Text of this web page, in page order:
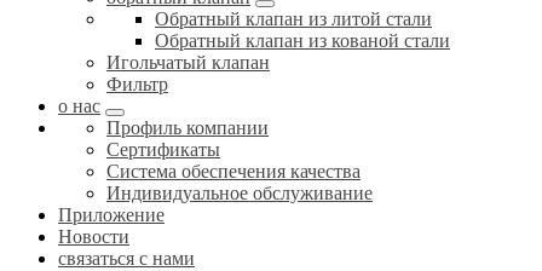
Обратный клапан из литой стали
Обратный клапан из кованой стали
Игольчатый клапан
Фильтр
о нас
Профиль компании
Сертификаты
Система обеспечения качества
Индивидуальное обслуживание
Приложение
Новости
связаться с нами